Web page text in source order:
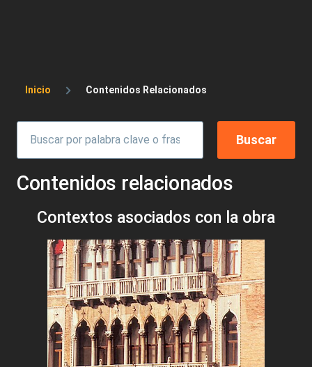
Sobrescribir enlaces de ayuda a la
Inicio Contenidos Relacionados
Contenidos relacionados
Contextos asociados con la obra